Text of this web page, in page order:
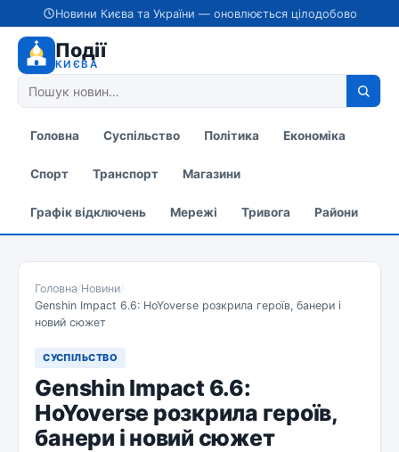
Новини Києва та України — оновлюється цілодобово
Події
КИЄВА
Головна Суспільство Політика Економіка
Спорт Транспорт Магазини
Графік відключень Мережі Тривога Райони
Головна/Новини/
Genshin Impact 6.6: HoYoverse розкрила героїв, банери і
новий сюжет
СУСПІЛЬСТВО
Genshin Impact 6.6:
HoYoverse розкрила героїв,
банери і новий сюжет